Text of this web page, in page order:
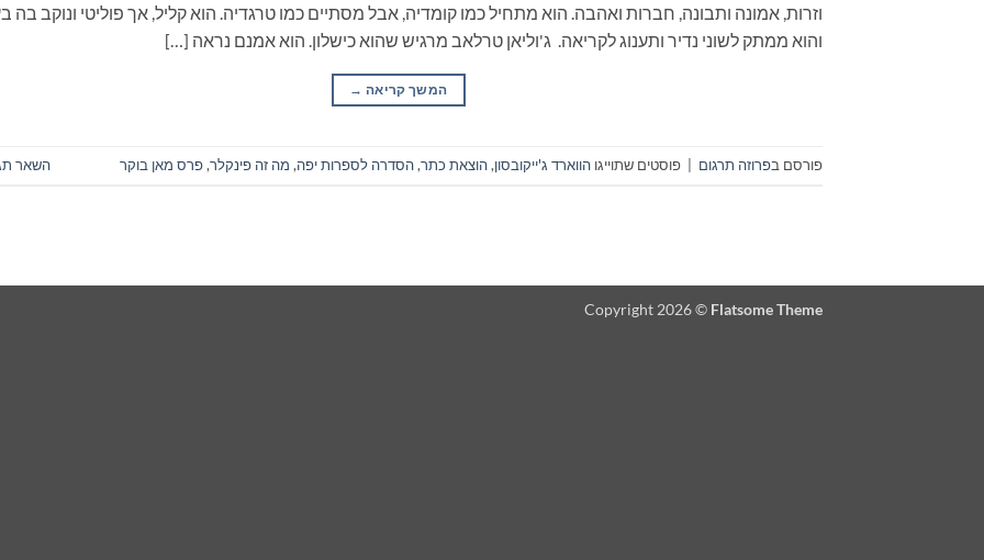
וזרות, אמונה ותבונה, חברות ואהבה. הוא מתחיל כמו קומדיה, אבל מסתיים כמו טרגדיה. הוא קליל, אך פוליטי ונוקב בה
והוא ממתק לשוני נדיר ותענוג לקריאה. ג'וליאן טרלאב מרגיש שהוא כישלון. הוא אמנם נראה […]
המשך קריאה →
פורסם בפרוזה תרגום פוסטים שתוייגו הווארד ג'ייקובסון,הוצאת כתר,הסדרה לספרות יפה, מה זה פינקלר,פרס מאן בוקר השאר
Copyright 2026 © Flatsome Theme